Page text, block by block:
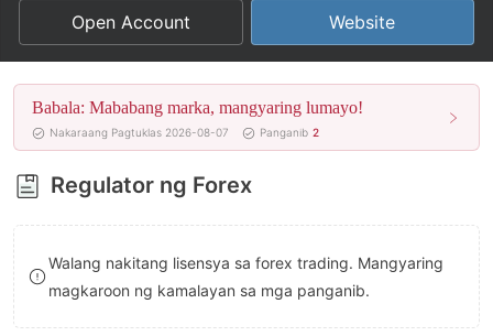
4
5
6
7
8
9
2
3
4
5
6
7
8
2
3
4
5
6
7
8
Open Account Website
Babala: Mababang marka, mangyaring lumayo!
Nakaraang Pagtuklas 2026-08-07 Panganib 2
Regulator ng Forex
Walang nakitang lisensya sa forex trading. Mangyaring
magkaroon ng kamalayan sa mga panganib.